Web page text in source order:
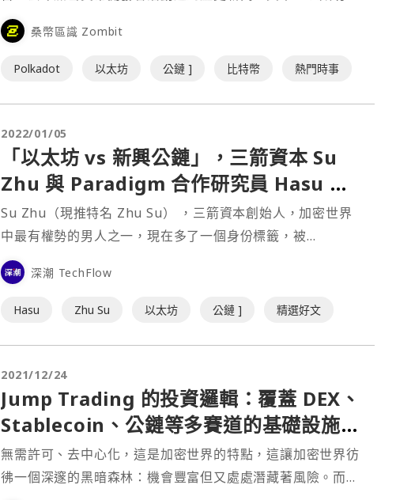
（Ethereum）、Polkadot（DOT）、Cosmos（ATOM）、
Solana（SOL）和比特幣（BTC）是前五大開發者生態系統。
以太坊和比特幣網路開發⋯
桑幣區識 Zombit
Polkadot 以太坊 公鏈 ] 比特幣 熱門時事
2022/01/05
「以太坊 vs 新興公鏈」，三箭資本 Su
Zhu 與 Paradigm 合作研究員 Hasu 的
觀點碰撞
Su Zhu（現推特名 Zhu Su） ，三箭資本創始人，加密世界
中最有權勢的男人之一，現在多了一個身份標籤，被
Cryptobriefing 評選為 2021 加密世界十大「惡棍」之首，
一切皆源於此前 Su Zhu 與 Synthetix 創始人 Kain Warwick
在推特上圍繞著以太坊 L2 新公鏈展開的論戰⋯
深潮 TechFlow
Hasu Zhu Su 以太坊 公鏈 ] 精選好文
2021/12/24
Jump Trading 的投資邏輯：覆蓋 DEX、
Stablecoin、公鏈等多賽道的基礎設施建
設者
無需許可、去中心化，這是加密世界的特點，這讓加密世界彷
彿一個深邃的黑暗森林：機會豐富但又處處潛藏著風險。而那